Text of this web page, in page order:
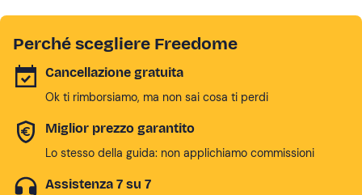
Perché scegliere Freedome
Cancellazione gratuita
Ok ti rimborsiamo, ma non sai cosa ti perdi
Miglior prezzo garantito
Lo stesso della guida: non applichiamo commissioni
Assistenza 7 su 7